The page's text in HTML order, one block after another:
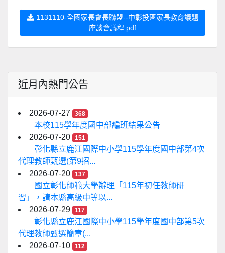
1131110-全國家長會長聯盟--中彰投區家長教育議題
座談會議程.pdf
近月內熱門公告
2026-07-27 368
本校115學年度國中部編班結果公告
2026-07-20
151
彰化縣立鹿江國際中小學115學年度國中部第4次
代理教師甄選(第9招...
2026-07-20
137
國立彰化師範大學辦理「115年初任教師研
習」，請本縣高級中等以...
2026-07-29
117
彰化縣立鹿江國際中小學115學年度國中部第5次
代理教師甄選簡章(...
2026-07-10
112